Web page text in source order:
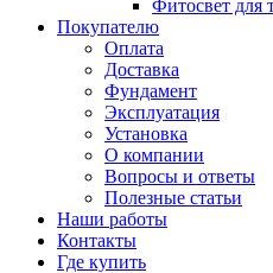
Фитосвет для
Покупателю
Оплата
Доставка
Фундамент
Эксплуатация
Установка
О компании
Вопросы и ответы
Полезные статьи
Наши работы
Контакты
Где купить